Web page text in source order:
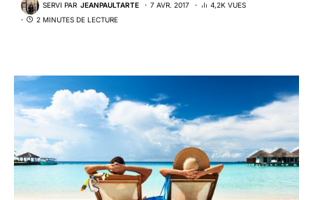
SERVI PAR JEANPAULTARTE 7 AVR. 2017
4,2K VUES
2 MINUTES DE LECTURE